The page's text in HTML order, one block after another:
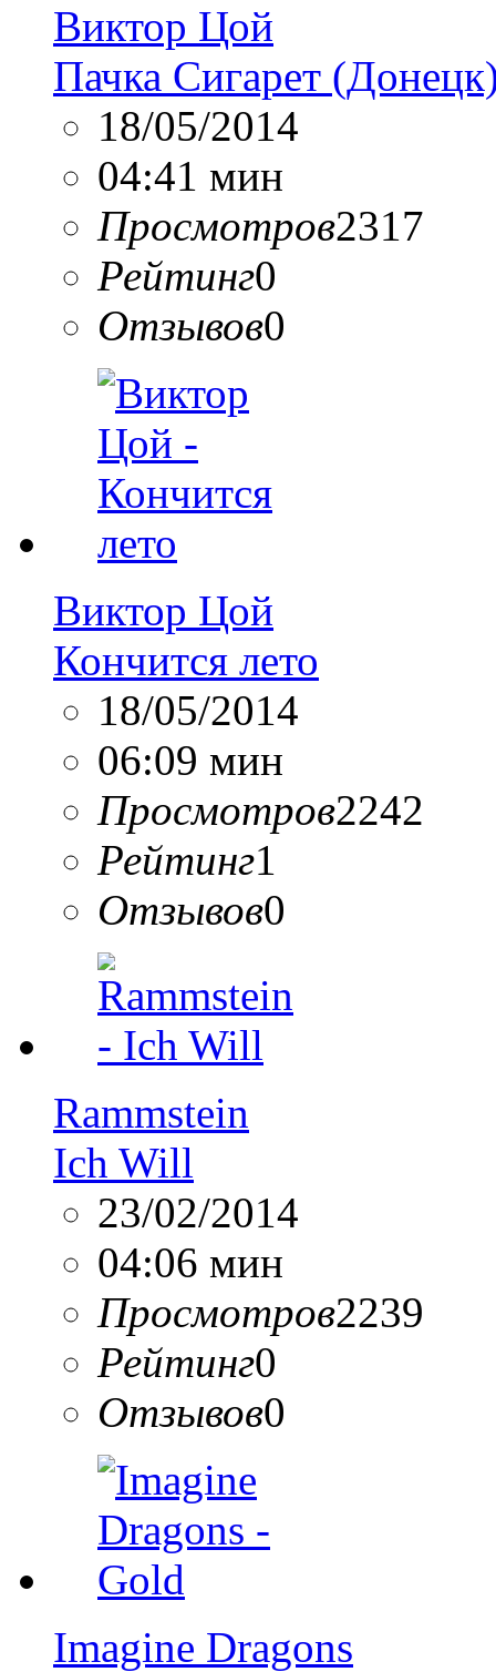
Виктор Цой
Пачка Сигарет
18/05/2014
04:41 мин
Просмотров2317
Рейтинг0
Отзывов0
Виктор Цой
Кончится лето
18/05/2014
06:09 мин
Просмотров2242
Рейтинг1
Отзывов0
Rammstein
Ich Will
23/02/2014
04:06 мин
Просмотров2239
Рейтинг0
Отзывов0
Imagine Dragons